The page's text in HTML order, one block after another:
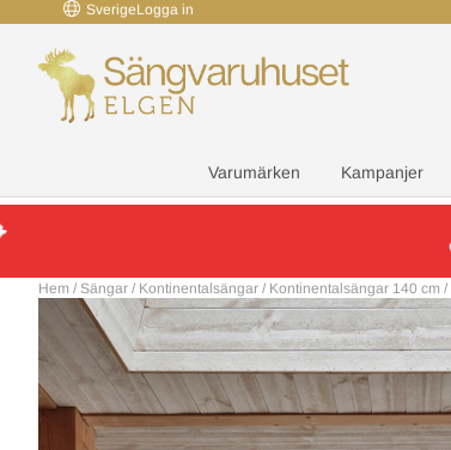
SverigeLogga in
Varumärken Kampanjer
Hem / Sängar / Kontinentalsängar / Kontinentalsängar 140 cm /